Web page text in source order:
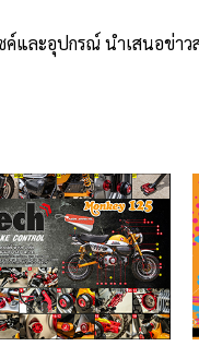
และอุปกรณ์ นำเสนอข่าว